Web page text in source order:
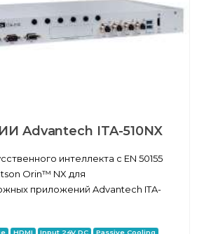
Advantech ITA-510NX
интеллекта с EN 50155
Orin™ NX для
приложений Advantech ITA-
HDMI Input 24V DC Passive Cooling